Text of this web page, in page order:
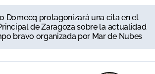
Domecq protagonizará una cita en el
de Zaragoza sobre la actualidad
bravo organizada por Mar de Nubes